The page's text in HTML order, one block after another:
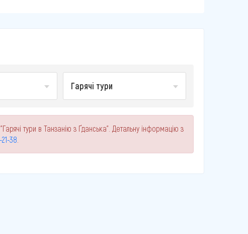
Гарячі тури
тури в Танзанію з Ґданська". Детальну інформацію з
38